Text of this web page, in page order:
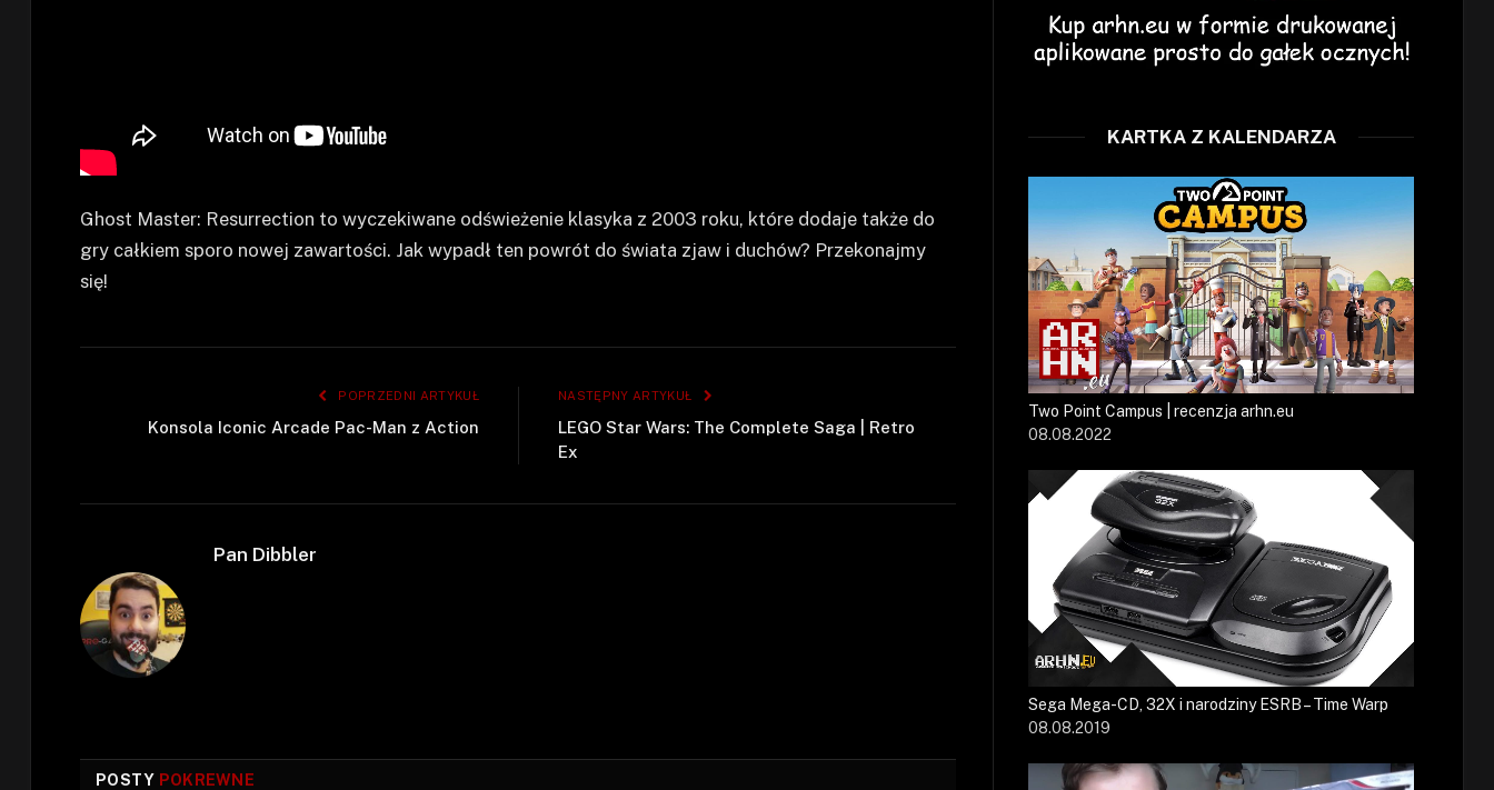
Ghost Master: Resurrection to wyczekiwane odświeżenie klasyka z 2003 roku, które dodaje także do
gry całkiem sporo nowej zawartości. Jak wypadł ten powrót do świata zjaw i duchów? Przekonajmy
się!
POPRZEDNI ARTYKUŁ
Konsola Iconic Arcade Pac-Man z Action
NASTĘPNY ARTYKUŁ
LEGO Star Wars: The Complete Saga | Retro
Ex
Pan Dibbler
POSTY POKREWNE
KARTKA Z KALENDARZA
Two Point Campus | recenzja arhn.eu
08.08.2022
Sega Mega-CD, 32X i narodziny ESRB – Time Warp
08.08.2019